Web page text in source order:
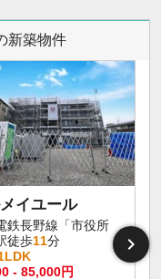
新築物件
イユール
鉄長野線「市役所
徒歩11分
- 85,000円